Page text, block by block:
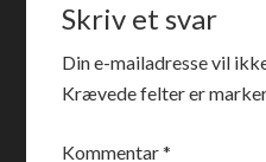
Skriv et svar
Din e-mailadresse vil
Krævede felter er
Kommentar*